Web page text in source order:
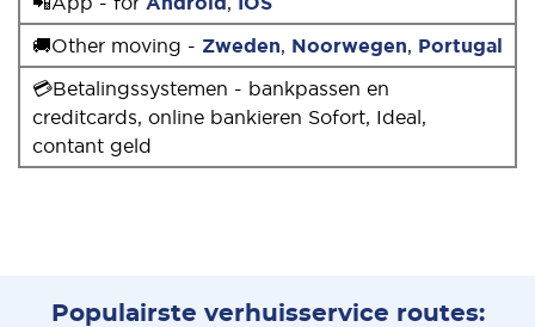
🚚Other moving - Zweden, Noorwegen, Portugal
💳Betalingssystemen - bankpassen en
creditcards, online bankieren Sofort, Ideal,
contant geld
Populairste verhuisservice routes: